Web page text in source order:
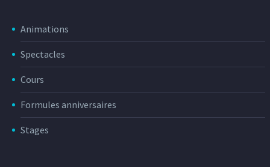
Animations
Spectacles
Cours
Formules anniversaires
Stages